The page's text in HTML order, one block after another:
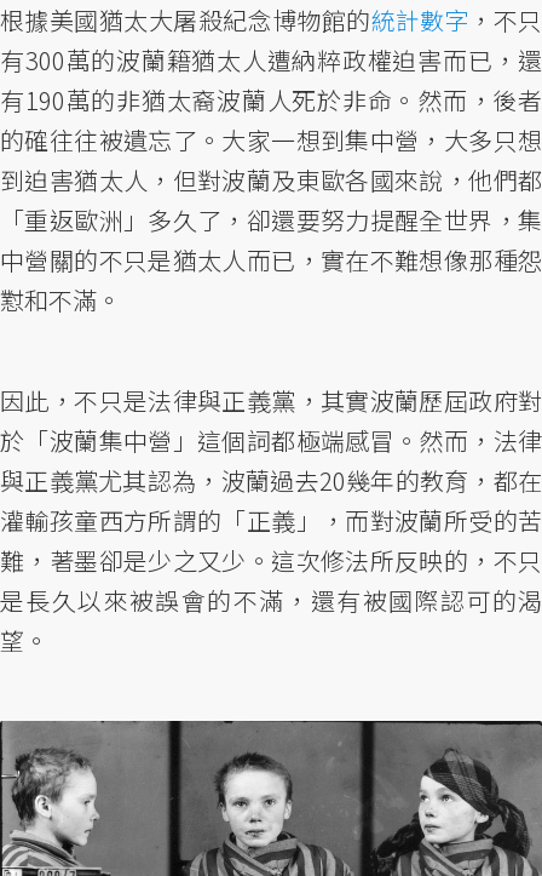
根據美國猶太大屠殺紀念博物館的統計數字 ，不只
有300萬的波蘭籍猶太人遭納粹政權迫害而已，還
有190萬的非猶太裔波蘭人死於非命。然而，後者
的確往往被遺忘了。大家一想到集中營，大多只想
到迫害猶太人，但對波蘭及東歐各國來說，他們都
「重返歐洲」多久了，卻還要努力提醒全世界，集
中營關的不只是猶太人而已，實在不難想像那種怨
懟和不滿。
因此，不只是法律與正義黨，其實波蘭歷屆政府對
於「波蘭集中營」這個詞都極端感冒。然而，法律
與正義黨尤其認為，波蘭過去20幾年的教育，都在
灌輸孩童西方所謂的「正義」，而對波蘭所受的苦
難，著墨卻是少之又少。這次修法所反映的，不只
是長久以來被誤會的不滿，還有被國際認可的渴
望。